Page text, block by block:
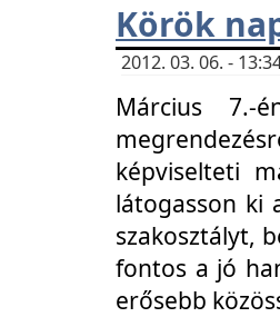
Körök
2012. 03. 06. -
Március 7.-
képviselteti
látogasson ki
szakosztályt,
fontos a jó
erősebb